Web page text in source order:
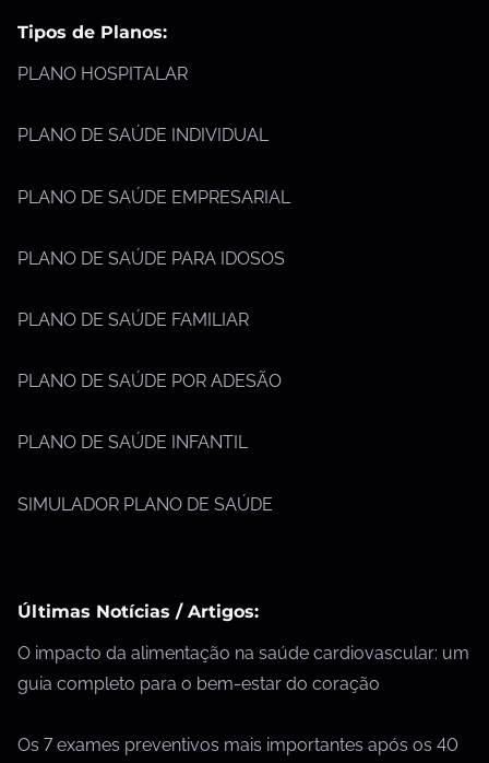
Tipos de Planos:
PLANO HOSPITALAR
PLANO DE SAÚDE INDIVIDUAL
PLANO DE SAÚDE EMPRESARIAL
PLANO DE SAÚDE PARA IDOSOS
PLANO DE SAÚDE FAMILIAR
PLANO DE SAÚDE POR ADESÃO
PLANO DE SAÚDE INFANTIL
SIMULADOR PLANO DE SAÚDE
Últimas Notícias / Artigos:
O impacto da alimentação na saúde cardiovascular: um
guia completo para o bem-estar do coração
Os 7 exames preventivos mais importantes após os 40